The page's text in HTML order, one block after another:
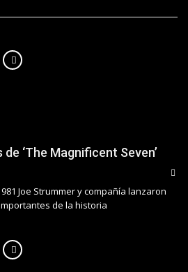
‘The Magnificent Seven’
Joe Strummer y compañía lanzaron
de la historia